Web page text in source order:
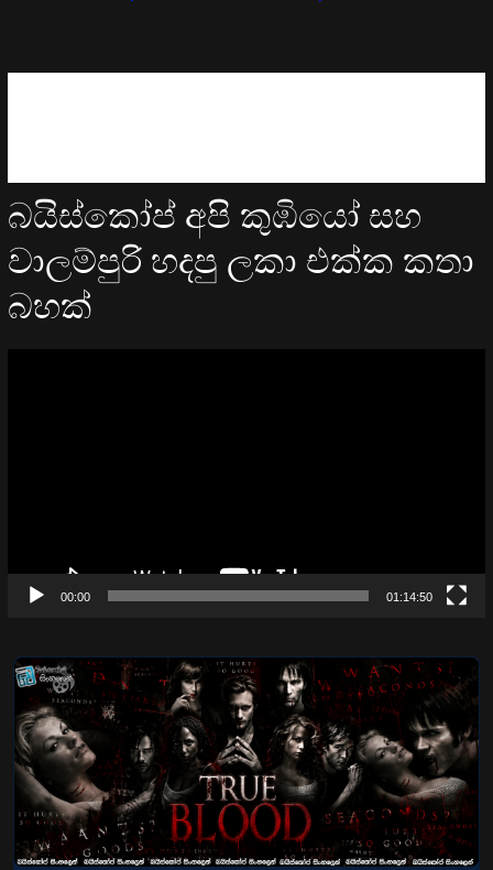
බයිස්කෝප් අපි කුඹියෝ සහ
වාලම්පුරි හදපු ලකා එක්ක කතා
බහක්
00:00 01:14:50